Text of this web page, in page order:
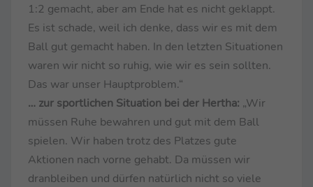
1:2 gemacht, aber am Ende hat es nicht geklappt.
Es ist schade, weil ich denke, dass wir es mit dem
Ball gut gemacht haben. In den letzten Situationen
waren wir nicht so ruhig, wie wir es sein sollten.
Das war unser Hauptproblem.“
… zur sportlichen Situation bei der Hertha: „Wir
müssen Ruhe bewahren und gut mit dem Ball
spielen. Wir haben trotz des Platzes gute
Aktionen nach vorne gehabt. Da müssen wir
dranbleiben und dürfen natürlich nicht so viele